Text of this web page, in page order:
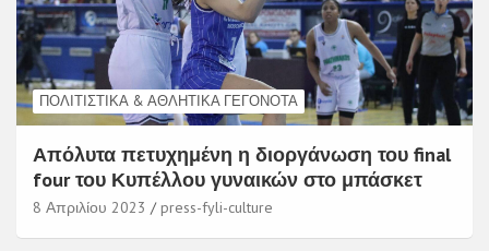
ΠΟΛΙΤΙΣΤΙΚΆ & ΑΘΛΗΤΙΚΆ ΓΕΓΟΝΌΤΑ
Απόλυτα πετυχημένη η διοργάνωση του final
four του Κυπέλλου γυναικών στο μπάσκετ
8 Απριλίου 2023 press-fyli-culture